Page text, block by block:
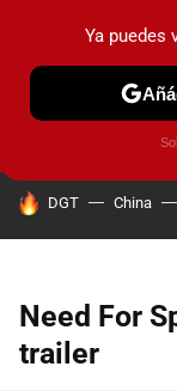
PRUEBAS
HOY SE HABLA DE
DGT China
Need For
trailer
Ya puedes